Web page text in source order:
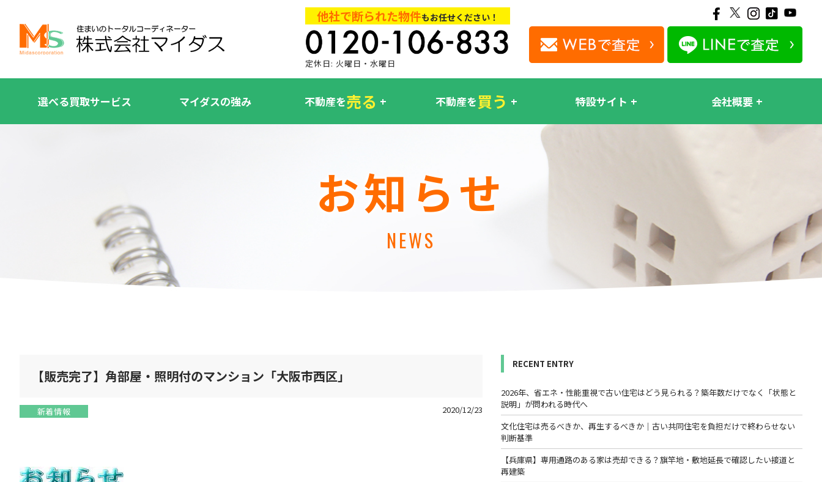
他社で断られた物件もお任せください！
定休日: 火曜日・水曜日
選べる買取サービス マイダスの強み 不動産を売る 不動産を買う 特設サイト 会社概要
お知らせ
NEWS
【販売完了】角部屋・照明付のマンション「大阪市西区」
新着情報 2020/12/23
RECENT ENTRY
2026年、省エネ・性能重視で古い住宅はどう見られる？築年数だけでなく「状態と
説明」が問われる時代へ
文化住宅は売るべきか、再生するべきか｜古い共同住宅を負担だけで終わらせない
判断基準
【兵庫県】専用通路のある家は売却できる？旗竿地・敷地延長で確認したい接道と
再建築